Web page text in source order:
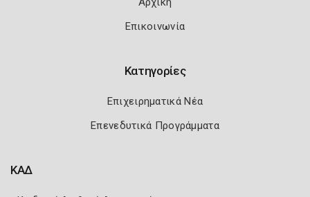
Επικοινωνία
Κατηγορίες
Επιχειρηματικά Νέα
Επενεδυτικά Προγράμματα
ΚΑΔ